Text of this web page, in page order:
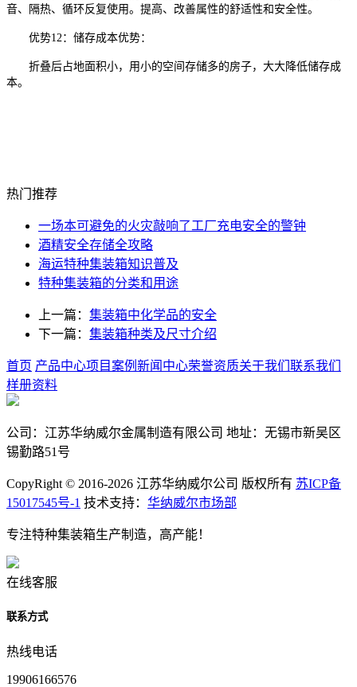
音、隔热、循环反复使用。提高、改善属性的舒适性和安全性。
优势12：储存成本优势：
折叠后占地面积小，用小的空间存储多的房子，大大降低储存成
本。
热门推荐
一场本可避免的火灾敲响了工厂充电安全的警钟
酒精安全存储全攻略
海运特种集装箱知识普及
特种集装箱的分类和用途
上一篇： 集装箱中化学品的安全
下一篇： 集装箱种类及尺寸介绍
首页 产品中心项目案例 新闻中心荣誉资质关于我们 联系我们
样册资料
公司：江苏华纳威尔金属制造有限公司 地址：无锡市新吴区
锡勤路51号
CopyRight © 2016-2026 江苏华纳威尔公司 版权所有 苏ICP备
15017545号-1 技术支持： 华纳威尔市场部
专注特种集装箱生产制造，高产能！
在线客服
联系方式
热线电话
19906166576